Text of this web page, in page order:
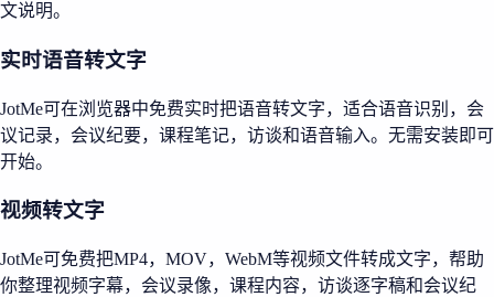
文说明。
实时语音转文字
JotMe可在浏览器中免费实时把语音转文字，适合语音识别，会
议记录，会议纪要，课程笔记，访谈和语音输入。无需安装即可
开始。
视频转文字
JotMe可免费把MP4，MOV，WebM等视频文件转成文字，帮助
你整理视频字幕，会议录像，课程内容，访谈逐字稿和会议纪